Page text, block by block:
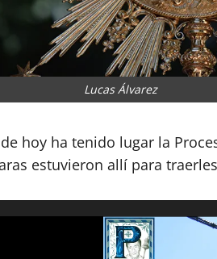
Lucas Álvarez
hoy ha tenido lugar la
estuvieron allí para